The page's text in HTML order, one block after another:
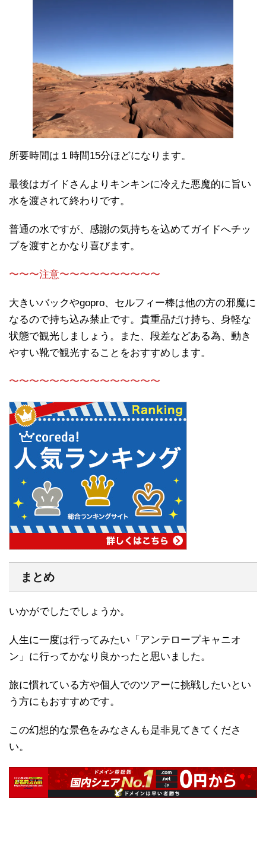
所要時間は１時間15分ほどになります。
最後はガイドさんよりキンキンに冷えた悪魔的に旨い
水を渡されて終わりです。
普通の水ですが、感謝の気持ちを込めてガイドへチッ
プを渡すとかなり喜びます。
〜〜〜注意〜〜〜〜〜〜〜〜〜〜
大きいバックやgopro、セルフィー棒は他の方の邪魔に
なるので持ち込み禁止です。貴重品だけ持ち、身軽な
状態で観光しましょう。また、段差などある為、動き
やすい靴で観光することをおすすめします。
〜〜〜〜〜〜〜〜〜〜〜〜〜〜〜
まとめ
いかがでしたでしょうか。
人生に一度は行ってみたい「アンテロープキャニオ
ン」に行ってかなり良かったと思いました。
旅に慣れている方や個人でのツアーに挑戦したいとい
う方にもおすすめです。
この幻想的な景色をみなさんも是非見てきてくださ
い。